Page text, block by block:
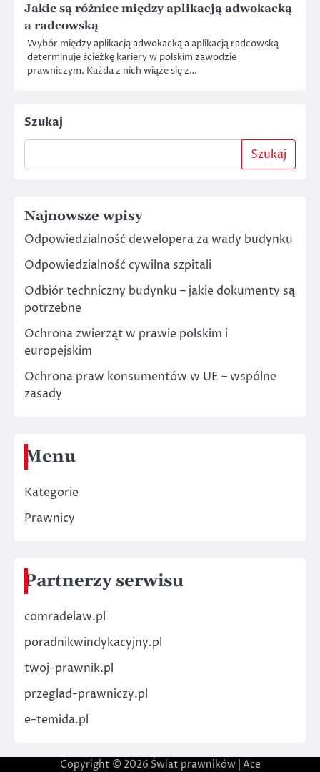
Jakie są różnice między aplikacją adwokacką
a radcowską
Wybór między aplikacją adwokacką a aplikacją radcowską
determinuje ścieżkę kariery w polskim zawodzie
prawniczym. Każda z nich wiąże się z…
Szukaj
Szukaj
Najnowsze wpisy
Odpowiedzialność dewelopera za wady budynku
Odpowiedzialność cywilna szpitali
Odbiór techniczny budynku – jakie dokumenty są
potrzebne
Ochrona zwierząt w prawie polskim i
europejskim
Ochrona praw konsumentów w UE – wspólne
zasady
Menu
Kategorie
Prawnicy
Partnerzy serwisu
comradelaw.pl
poradnikwindykacyjny.pl
twoj-prawnik.pl
przeglad-prawniczy.pl
e-temida.pl
Copyright © 2026 Świat prawników| Ace